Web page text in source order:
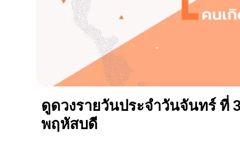
ดูดวงรายวันประจำวันจันทร์ ที่
พฤหัสบดี